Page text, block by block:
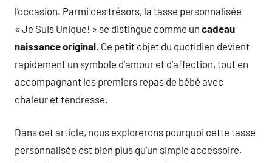
l’occasion. Parmi ces trésors, la tasse personnalisée
« Je Suis Unique! » se distingue comme un cadeau
naissance original. Ce petit objet du quotidien devient
rapidement un symbole d’amour et d’affection, tout en
accompagnant les premiers repas de bébé avec
chaleur et tendresse.
Dans cet article, nous explorerons pourquoi cette tasse
personnalisée est bien plus qu’un simple accessoire.